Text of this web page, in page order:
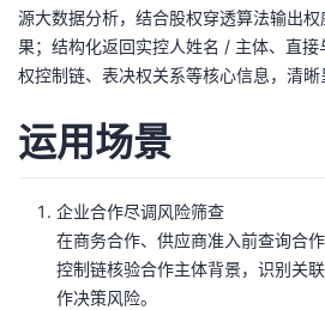
者
的
博
客
我
的
论
我
的
我
源大数据分析，结合股权穿透算法输出
果；结构化返回实控人姓名 / 主体、直
权控制链、表决权关系等核心信息，清晰
运用场景
企业合作尽调风险筛查
在商务合作、供应商准入前查询合
控制链核验合作主体背景，识别关
作决策风险。